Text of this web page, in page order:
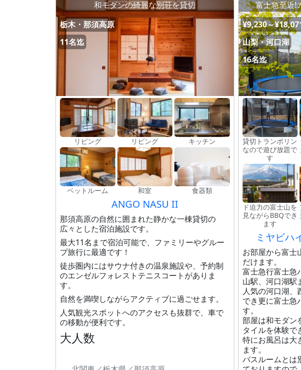
和モダンの綺麗な別荘を貸切
栃木・那須高原
11名迄
リビング リビング キッチン
ベットルーム 和室 食器類
ANGO NASU II
那須高原の自然に囲まれた静かな一棟貸切の
広々とした宿泊施設です。
最大11名まで宿泊可能で、ファミリーやグルー
プ旅行に最適です！
徒歩圏内にはサウナ付きの温泉施設や、予約制
のエンゼルフォレストテニスコートがありま
す。
自然を満喫しながらアクティブに過ごせます。
人気観光スポットへのアクセスも抜群で、車で
の移動が便利です。
大人数
富士急至近!
¥9,230～
山梨・河口湖
16名迄
貸切トランポリン
なので遊び放題で
す
ド迫力の富士山を
見ながらBBQでき
ます
ミヤビハ
お部屋から富士
だけます。
富士急行富士急
山駅、河口湖駅
人気の河口湖、
でき更に富士急
す。
部屋は和モダン
タイルを体験で
特にお風呂は大
ます。
バスルームとは